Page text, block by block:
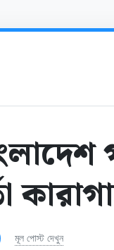
মূল পোস্ট দেখুন